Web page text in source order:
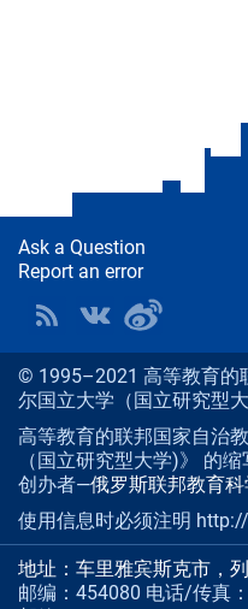
Ask a Question
Report an error
© 1995–2021 高等教育的
尔国立大学（国立研究型大
高等教育的联邦国家自治
（国立研究型大学)》 的缩
创办者—俄罗斯联邦教育科
使用信息时必须注明 http://
地址：车里雅宾斯克市，
邮编：454080 电话/传真